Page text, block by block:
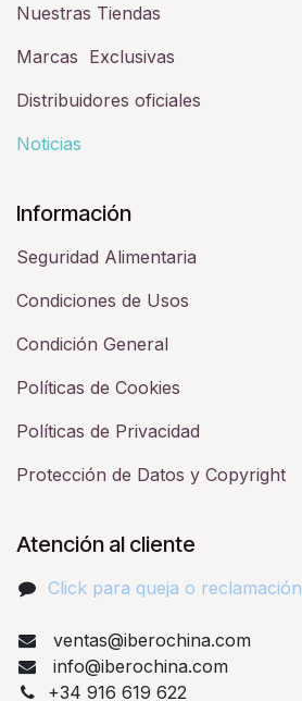
Nuestras Tiendas
Marcas Exclusivas
Distribuidores oficiales
Noticias
Información
Seguridad Alimentaria
Condiciones de Usos
Condición General
Políticas de Cookies
Políticas de Privacidad
Protección de Datos y Copyright
Atención al cliente
Click para queja o reclamación​
ventas@iberochina.com
info@iberochina.com
+34 916 619 622